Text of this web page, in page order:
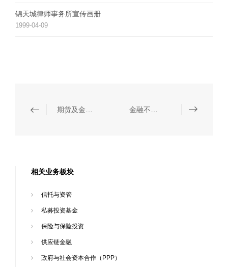
锦天城律师事务所宣传画册
1999-04-09
相关业务板块
信托与资管
私募投资基金
保险与保险投资
供应链金融
政府与社会资本合作（PPP）